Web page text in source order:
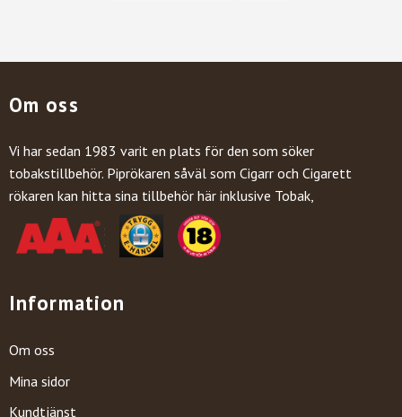
Om oss
Vi har sedan 1983 varit en plats för den som söker
tobakstillbehör. Piprökaren såväl som Cigarr och Cigarett
rökaren kan hitta sina tillbehör här inklusive Tobak,
Information
Om oss
Mina sidor
Kundtjänst